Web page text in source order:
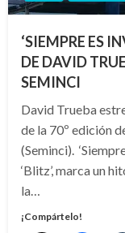
‘SIEMPRE ES
DE DAVID
SEMINCI
David Trueba
de la 70º edición
(Seminci).
‘Blitz’, marca un
la…
¡Compártelo!